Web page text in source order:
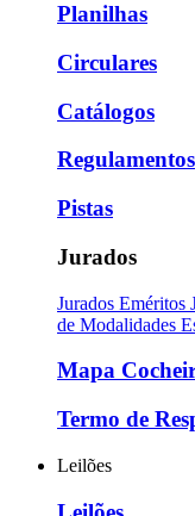
Planilhas
Circulares
Catálogos
Regulamentos
Pistas
Jurados
Jurados Eméritos
de Modalidades
Mapa
Termo de
Leilões